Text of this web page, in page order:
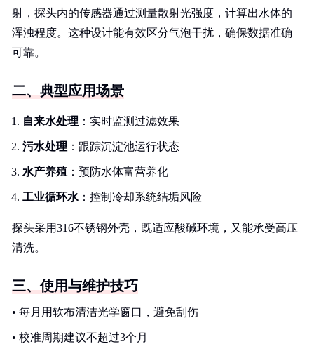
射，探头内的传感器通过测量散射光强度，计算出水体的
浑浊程度。这种设计能有效区分气泡干扰，确保数据准确
可靠。
二、典型应用场景
自来水处理 ：实时监测过滤效果
污水处理 ：跟踪沉淀池运行状态
水产养殖 ：预防水体富营养化
工业循环水 ：控制冷却系统结垢风险
探头采用316不锈钢外壳，既适应酸碱环境，又能承受高压
清洗。
三、使用与维护技巧
• 每月用软布清洁光学窗口，避免刮伤
• 校准周期建议不超过3个月